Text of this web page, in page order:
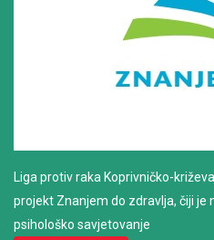
Liga protiv raka Koprivničko-
projekt Znanjem do zdravlja, čiji je
psihološko savjetovanje